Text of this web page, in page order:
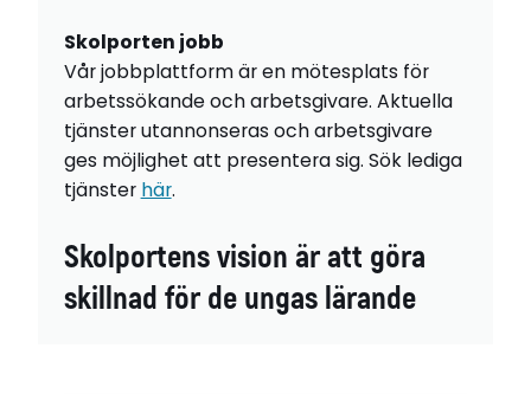
Skolporten jobb
Vår jobbplattform är en mötesplats för
arbetssökande och arbetsgivare. Aktuella
tjänster utannonseras och arbetsgivare
ges möjlighet att presentera sig. Sök lediga
tjänster här.
Skolportens vision är att göra
skillnad för de ungas lärande